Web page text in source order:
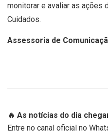
monitorar e avaliar as ações
Cuidados.
Assessoria de
🔥 As notícias do dia
Entre no canal oficial no